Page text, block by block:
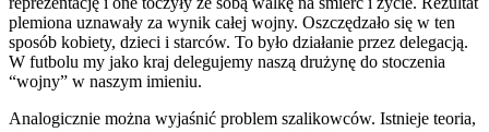
plemiona uznawały za wynik całej wojny. Oszczędzało się w ten
sposób kobiety, dzieci i starców. To było działanie przez delegacją.
W futbolu my jako kraj delegujemy naszą drużynę do stoczenia
“wojny” w naszym imieniu.
Analogicznie można wyjaśnić problem szalikowców. Istnieje teoria,